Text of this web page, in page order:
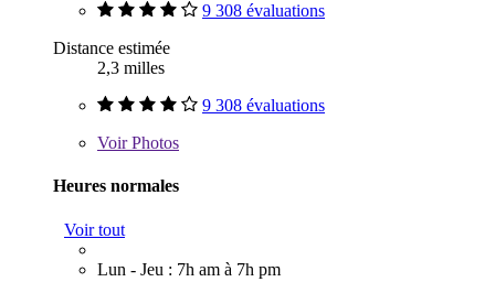
9 308 évaluations
Distance estimée
2,3 milles
9 308 évaluations
VoirPhotos
Heures normales
Voir tout
Lun - Jeu : 7h am à 7h pm